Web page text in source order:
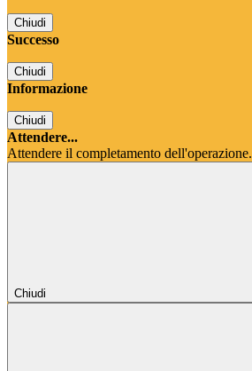
Chiudi
Successo
Chiudi
Informazione
Chiudi
Attendere...
Attendere il completamento
Chiudi